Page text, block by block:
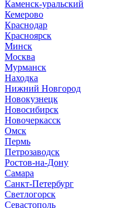
Каменск-уральский
Кемерово
Краснодар
Красноярск
Минск
Москва
Мурманск
Находка
Нижний Новгород
Новокузнецк
Новосибирск
Новочеркасск
Омск
Пермь
Петрозаводск
Ростов-на-Дону
Самара
Санкт-Петербург
Светлогорск
Севастополь